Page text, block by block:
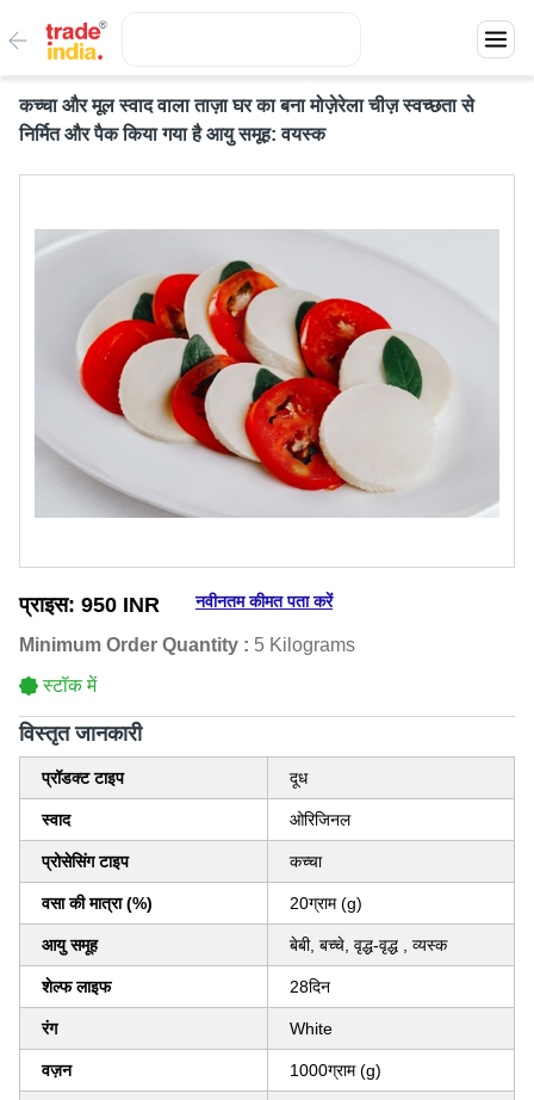
कच्चा और मूल स्वाद वाला ताज़ा घर का बना मोज़ेरेला चीज़ स्वच्छता से
निर्मित और पैक किया गया है आयु समूह: वयस्क
प्राइस: 950 INR नवीनतम कीमत पता करें
Minimum Order Quantity : 5 Kilograms
स्टॉक में
विस्‍तृत जानकारी
प्रॉडक्ट टाइप दूध
स्वाद ओरिजिनल
प्रोसेसिंग टाइप कच्चा
वसा की मात्रा (%) 20ग्राम (g)
आयु समूह बेबी, बच्चे, वृद्ध-वृद्ध , व्यस्क
शेल्फ लाइफ 28दिन
रंग White
वज़न 1000ग्राम (g)